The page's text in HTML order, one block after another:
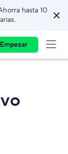
hasta 10
Empezar